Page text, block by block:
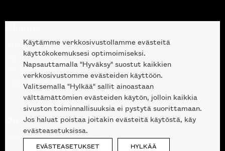
Tuotteet
Suunnittelupalvelu
Projektimyynti
Liike Helsingin keskustassa
Outlet
Poistuvat mallikappaleet
Käytämme verkkosivustollamme evästeitä
käyttökokemuksesi optimoimiseksi.
Napsauttamalla "Hyväksy" suostut kaikkien
verkkosivustomme evästeiden käyttöön.
Valitsemalla "Hylkää" sallit ainoastaan
välttämättömien evästeiden käytön, jolloin kaikkia
sivuston toiminnallisuuksia ei pystytä suorittamaan.
Jos haluat poistaa joitakin evästeitä käytöstä, käy
evästeasetuksissa.
EVÄSTEASETUKSET HYLKÄÄ